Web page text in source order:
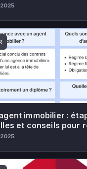
immobilier :
et conseils pour